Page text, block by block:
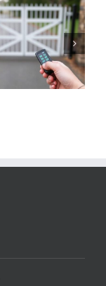
Utángyártott
kaputávirányító vagy
gyári távnyitó egység?